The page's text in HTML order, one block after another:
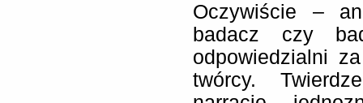
Oczywiście –
badacz czy
odpowiedzialni
twórcy.